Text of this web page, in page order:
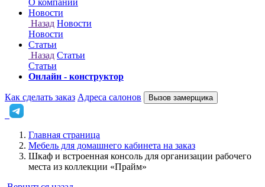
Онлайн - конструктор
Как сделать заказ Адреса салонов Вызов замерщика
Главная страница
Мебель для домашнего кабинета на заказ
Шкаф и встроенная консоль для организации рабочего
места из коллекции «Прайм»